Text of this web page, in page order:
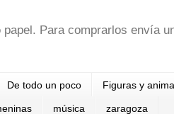
Para comprarlos envía
De todo un poco Figuras y
música zaragoza